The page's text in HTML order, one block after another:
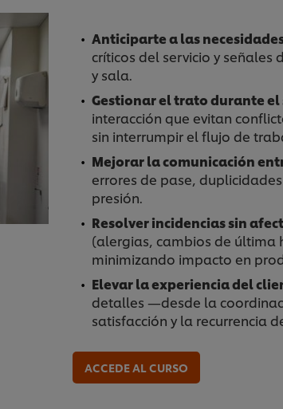
Anticiparte a las
críticos del servicio y
y sala.
Gestionar el trato durante
interacción que evitan
sin interrumpir el flujo de
Mejorar la comunicación
errores de pase,
presión.
Resolver incidencias sin
(alergias, cambios de última
minimizando impacto en
Elevar la experiencia del
detalles —desde la
satisfacción y la recurrencia
ACCEDE AL CURSO